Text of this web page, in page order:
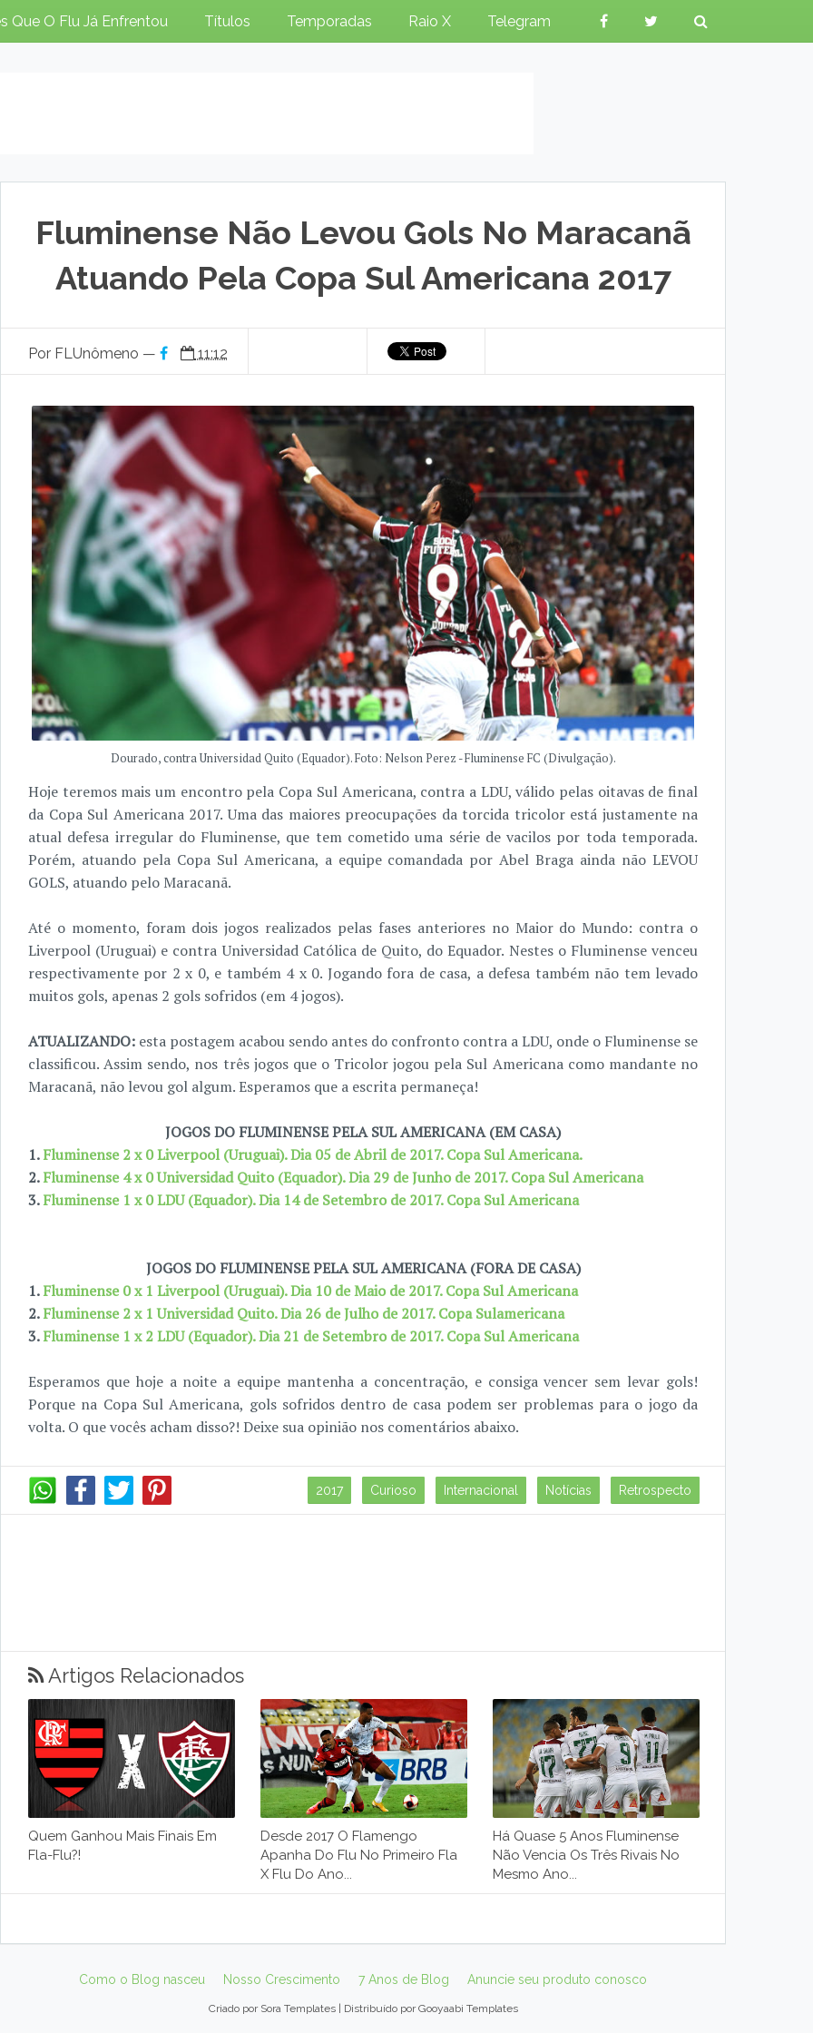
Que O Flu Já Enfrentou Títulos Temporadas Raio X Telegram
Fluminense Não Levou Gols No Maracanã
Atuando Pela Copa Sul Americana 2017
Por FLUnômeno — 11:12
Dourado, contra Universidad Quito (Equador). Foto: Nelson Perez - Fluminense FC (Divulgação).
Hoje teremos mais um encontro pela Copa Sul Americana, contra a LDU, válido pelas oitavas de final
da Copa Sul Americana 2017. Uma das maiores preocupações da torcida tricolor está justamente na
atual defesa irregular do Fluminense, que tem cometido uma série de vacilos por toda temporada.
Porém, atuando pela Copa Sul Americana, a equipe comandada por Abel Braga ainda não LEVOU
GOLS, atuando pelo Maracanã.
Até o momento, foram dois jogos realizados pelas fases anteriores no Maior do Mundo: contra o
Liverpool (Uruguai) e contra Universidad Católica de Quito, do Equador. Nestes o Fluminense venceu
respectivamente por 2 x 0, e também 4 x 0. Jogando fora de casa, a defesa também não tem levado
muitos gols, apenas 2 gols sofridos (em 4 jogos).
ATUALIZANDO: esta postagem acabou sendo antes do confronto contra a LDU, onde o Fluminense se
classificou. Assim sendo, nos três jogos que o Tricolor jogou pela Sul Americana como mandante no
Maracanã, não levou gol algum. Esperamos que a escrita permaneça!
JOGOS DO FLUMINENSE PELA SUL AMERICANA (EM CASA)
1.Fluminense 2 x 0 Liverpool (Uruguai). Dia 05 de Abril de 2017. Copa Sul Americana.
2.Fluminense 4 x 0 Universidad Quito (Equador). Dia 29 de Junho de 2017. Copa Sul Americana
3.Fluminense 1 x 0 LDU (Equador). Dia 14 de Setembro de 2017. Copa Sul Americana
JOGOS DO FLUMINENSE PELA SUL AMERICANA (FORA DE CASA)
1.Fluminense 0 x 1 Liverpool (Uruguai). Dia 10 de Maio de 2017. Copa Sul Americana
2.Fluminense 2 x 1 Universidad Quito. Dia 26 de Julho de 2017. Copa Sulamericana
3.Fluminense 1 x 2 LDU (Equador). Dia 21 de Setembro de 2017. Copa Sul Americana
Esperamos que hoje a noite a equipe mantenha a concentração, e consiga vencer sem levar gols!
Porque na Copa Sul Americana, gols sofridos dentro de casa podem ser problemas para o jogo da
volta. O que vocês acham disso?! Deixe sua opinião nos comentários abaixo.
2017 Curioso Internacional Notícias Retrospecto
Artigos Relacionados
Quem Ganhou Mais Finais Em
Fla-Flu?!
Desde 2017 O Flamengo
Apanha Do Flu No Primeiro Fla
X Flu Do Ano...
Há Quase 5 Anos Fluminense
Não Vencia Os Três Rivais No
Mesmo Ano...
Como o Blog nasceu Nosso Crescimento 7 Anos de Blog Anuncie seu produto conosco
Criado por Sora Templates| Distribuído porGooyaabi Templates